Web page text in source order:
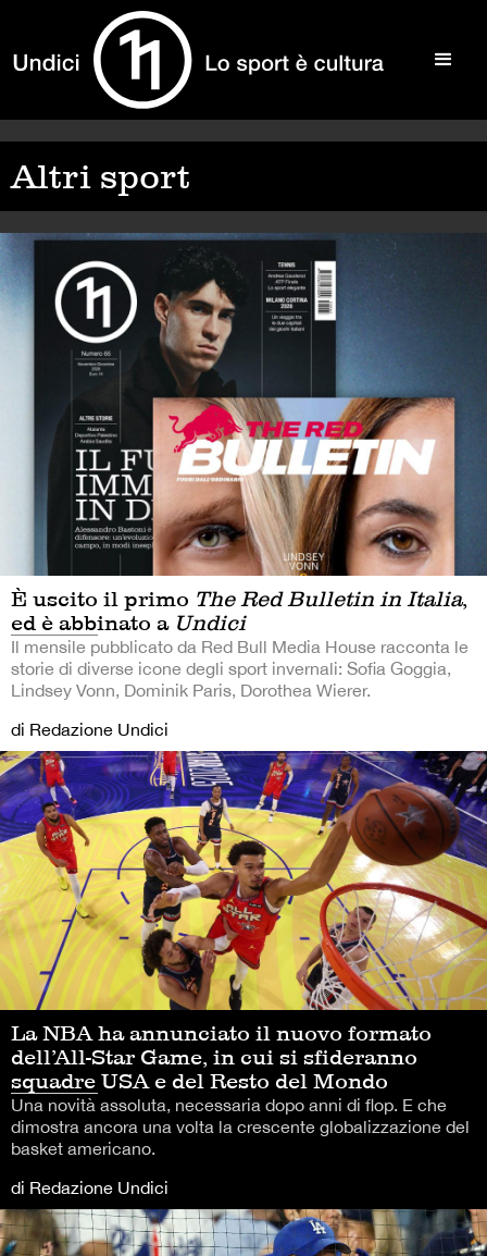
Altri sport
È uscito il primo The Red Bulletin in Italia,
ed è abbinato a Undici
Il mensile pubblicato da Red Bull Media House racconta le
storie di diverse icone degli sport invernali: Sofia Goggia,
Lindsey Vonn, Dominik Paris, Dorothea Wierer.
di Redazione Undici
La NBA ha annunciato il nuovo formato
dell’All-Star Game, in cui si sfideranno
squadre USA e del Resto del Mondo
Una novità assoluta, necessaria dopo anni di flop. E che
dimostra ancora una volta la crescente globalizzazione del
basket americano.
di Redazione Undici